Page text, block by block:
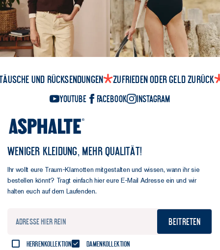
und Rücksendungen Zufrieden oder Geld zurück
YouTube Facebook Instagram
WENIGER KLEIDUNG, MEHR QUALITÄT!
Ihr wollt eure Traum-Klamotten mitgestalten und wissen, wann ihr sie
bestellen könnt? Tragt einfach hier eure E-Mail Adresse ein und wir
halten euch auf dem Laufenden.
Beitreten
Herrenkollektion Damenkollektion